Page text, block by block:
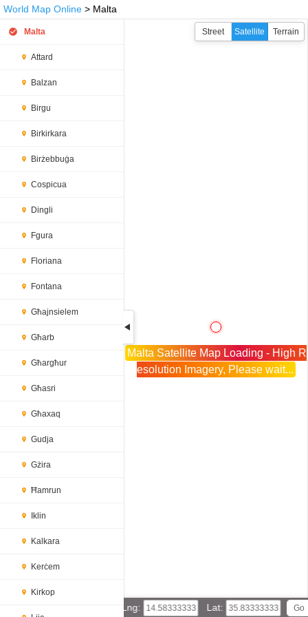
World Map Online > Malta
Malta
Attard
Balzan
Birgu
Birkirkara
Birżebbuġa
Cospicua
Dingli
Fgura
Floriana
Fontana
Għajnsielem
Għarb
Għargħur
Għasri
Għaxaq
Gudja
Gżira
Ħamrun
Iklin
Kalkara
Kerċem
Kirkop
Malta Satellite Map Loading - High R
esolution Imagery, Please wait...
Lng: Lat:
Street Satellite Terrain